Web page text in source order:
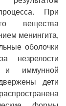
При
вещества
менингита,
оболочки
незрелости
и иммунной
дети